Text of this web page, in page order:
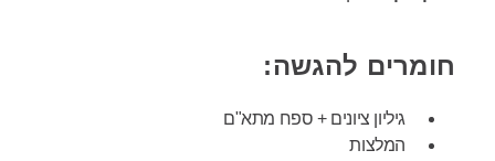
חומרים להגשה:
גיליון ציונים + ספח מתא"ם
המלצות